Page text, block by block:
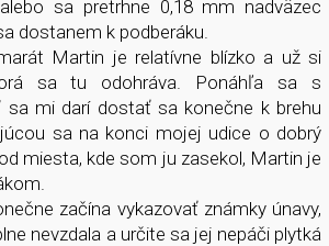
sa pretrhne 0,18 mm nadväzec
dostanem k podberáku.
Martin je relatívne blízko a už si
sa tu odohráva. Ponáhľa sa s
sa mi darí dostať sa konečne k brehu
sa na konci mojej udice o dobrý
miesta, kde som ju zasekol, Martin je
začína vykazovať známky únavy,
nevzdala a určite sa jej nepáči plytká